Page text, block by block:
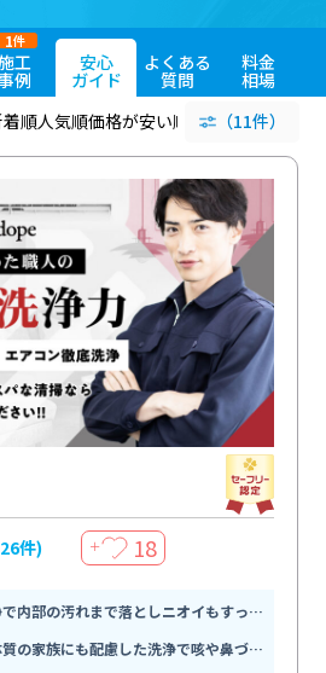
工
例
1件
安心
ガイド
よくある
質問
料金
相場
順人気順価格が安い順 評価が高い順
（11件）
件) ＋ 18
完全分解洗浄で内部の汚れまで落としニオイもすっきり解消
アレルギー体質の家族にも配慮した洗浄で咳や鼻づまりが和らぐ